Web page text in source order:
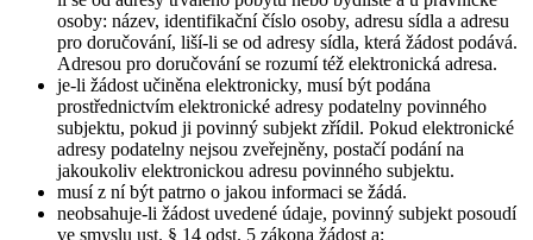
osoby: název, identifikační číslo osoby, adresu sídla a adresu
pro doručování, liší-li se od adresy sídla, která žádost podává.
Adresou pro doručování se rozumí též elektronická adresa.
je-li žádost učiněna elektronicky, musí být podána
prostřednictvím elektronické adresy podatelny povinného
subjektu, pokud ji povinný subjekt zřídil. Pokud elektronické
adresy podatelny nejsou zveřejněny, postačí podání na
jakoukoliv elektronickou adresu povinného subjektu.
musí z ní být patrno o jakou informaci se žádá.
neobsahuje-li žádost uvedené údaje, povinný subjekt posoudí
ve smyslu ust. § 14 odst. 5 zákona žádost a: